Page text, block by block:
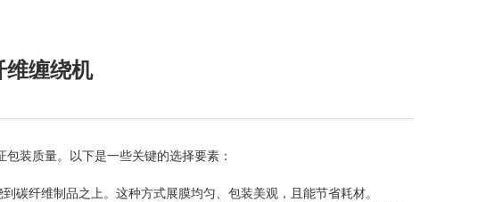
维缠绕机
包装质量。以下是一些关键的选择要素：
碳纤维制品之上。这种方式展膜均匀、包装美观，且能节省耗材。